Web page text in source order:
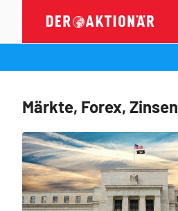
Märkte, Forex, Zinsen